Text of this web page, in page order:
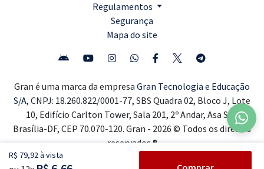
R$ 79,92 à vista
Regulamentos
Segurança
Mapa do site
Gran é uma marca da empresa Gran Tecnologia e Educação
S/A, CNPJ: 18.260.822/0001-77, SBS Quadra 02, Bloco J, Lote
10, Edifício Carlton Tower, Sala 201, 2º Andar, Asa Sul,
Brasília-DF, CEP 70.070-120. Gran - 2026 © Todos os direitos
reservados ®